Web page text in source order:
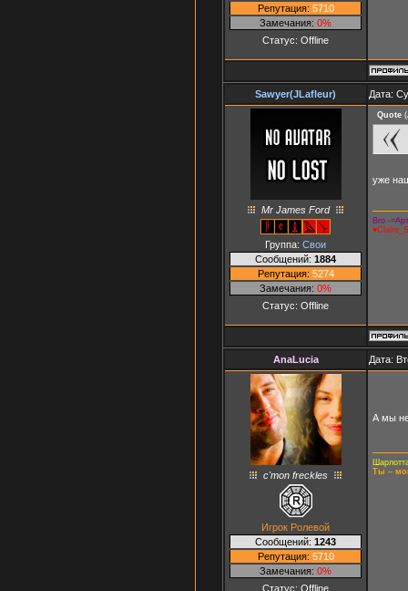
Репутация: 5710
Замечания: 0%
Статус: Offline
Sawyer(JLafleur) Дата:
Mr James Ford
Группа: Свои
Сообщений: 1884
Репутация: 5274
Замечания: 0%
Статус: Offline
Quote (
уже
Bro -
AnaLucia Дата:
c'mon freckles
Игрок Ролевой
Сообщений: 1243
Репутация: 5710
Замечания: 0%
Статус: Offline
А мы
Ты –